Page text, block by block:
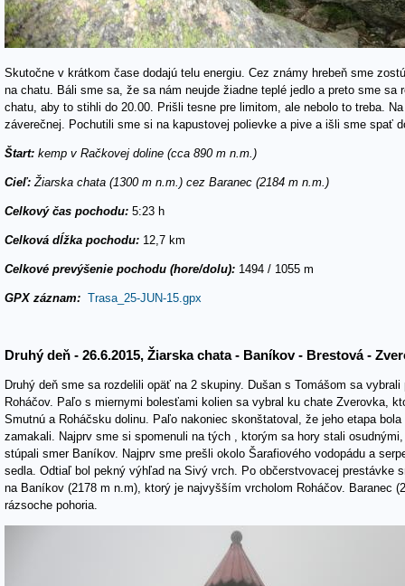
Skutočne v krátkom čase dodajú telu energiu. Cez známy hrebeň sme
na chatu. Báli sme sa, že sa nám neujde žiadne teplé jedlo a preto sme sa
chatu, aby to stihli do 20.00. Prišli tesne pre limitom, ale nebolo to treba.
záverečnej. Pochutili sme si na kapustovej polievke a pive a išli sme spať
Štart: kemp v Račkovej doline (cca 890 m n.m.)
Cieľ:Žiarska chata (1300 m n.m.) cez Baranec (2184 m n.m.)
Celkový čas pochodu: 5:23 h
Celková dĺžka pochodu: 12,7 km
Celkové prevýšenie pochodu (hore/dolu): 1494 / 1055 m
GPX záznam: Trasa_25-JUN-15.gpx
Druhý deň - 26.6.2015, Žiarska chata - Baníkov - Brestová -
Druhý deň sme sa rozdelili opäť na 2 skupiny. Dušan s Tomášom sa
Roháčov. Paľo s miernymi bolesťami kolien sa vybral ku chate Zverovka,
Smutnú a Roháčsku dolinu. Paľo nakoniec skonštatoval, že jeho etapa
zamakali. Najprv sme si spomenuli na tých , ktorým sa hory stali
stúpali smer Baníkov. Najprv sme prešli okolo Šarafiového vodopádu a
sedla. Odtiaľ bol pekný výhľad na Sivý vrch. Po občerstvovacej prestávke
na Baníkov (2178 m n.m), ktorý je najvyšším vrcholom Roháčov. Baranec
rázsoche pohoria.